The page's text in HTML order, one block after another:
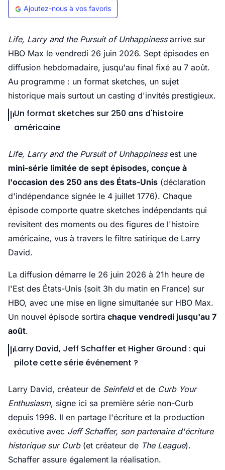
Ajoutez-nous à vos favoris
Life, Larry and the Pursuit of Unhappinessarrive sur
HBO Max le vendredi 26 juin 2026. Sept épisodes en
diffusion hebdomadaire, jusqu'au final fixé au 7 août.
Au programme : un format sketches, un sujet
historique mais surtout un casting d'invités prestigieux.
Un format sketches sur 250 ans d'histoire
américaine
Life, Larry and the Pursuit of Unhappinessest une
mini-série limitée de sept épisodes, conçue à
l'occasion des 250 ans des États-Unis (déclaration
d'indépendance signée le 4 juillet 1776). Chaque
épisode comporte quatre sketches indépendants qui
revisitent des moments ou des figures de l'histoire
américaine, vus à travers le filtre satirique de Larry
David.
La diffusion démarre le 26 juin 2026 à 21h heure de
l'Est des États-Unis (soit 3h du matin en France) sur
HBO, avec une mise en ligne simultanée sur HBO Max.
Un nouvel épisode sortira chaque vendredi jusqu'au 7
août.
Larry David, Jeff Schaffer et Higher Ground : qui
pilote cette série événement ?
Larry David, créateur de Seinfeldet de Curb Your
Enthusiasm, signe ici sa première série non-Curb
depuis 1998. Il en partage l'écriture et la production
exécutive avec Jeff Schaffer, son partenaire d'écriture
historique sur Curb(et créateur de The League).
Schaffer assure également la réalisation.